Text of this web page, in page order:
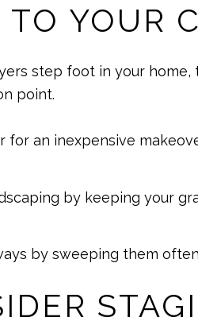
YOUR
step foot in your home,
point.
for an inexpensive
by keeping your
by sweeping them